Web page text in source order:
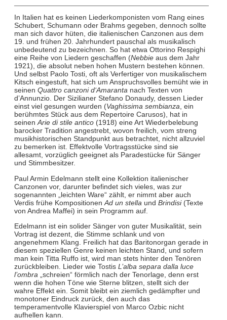
In Italien hat es keinen Liederkomponisten vom Rang eines
Schubert, Schumann oder Brahms gegeben, dennoch sollte
man sich davor hüten, die italienischen Canzonen aus dem
19. und frühen 20. Jahrhundert pauschal als musikalisch
unbedeutend zu bezeichnen. So hat etwa Ottorino Respighi
eine Reihe von Liedern geschaffen (Nebbieaus dem Jahr
1921), die absolut neben hohen Mustern bestehen können.
Und selbst Paolo Tosti, oft als Verfertiger von musikalischem
Kitsch eingestuft, hat sich um Anspruchsvolles bemüht wie in
seinen Quattro canzoni d‘Amarantanach Texten von
d’Annunzio. Der Sizilianer Stefano Donaudy, dessen Lieder
einst viel gesungen wurden (Vaghissima sembianza, ein
berühmtes Stück aus dem Repertoire Carusos), hat in
seinenArie di stile antico(1918) eine Art Wiederbelebung
barocker Tradition angestrebt, wovon freilich, vom streng
musikhistorischen Standpunkt aus betrachtet, nicht allzuviel
zu bemerken ist. Effektvolle Vortragsstücke sind sie
allesamt, vorzüglich geeignet als Paradestücke für Sänger
und Stimmbesitzer.
Paul Armin Edelmann stellt eine Kollektion italienischer
Canzonen vor, darunter befindet sich vieles, was zur
sogenannten „leichten Ware“ zählt, er nimmt aber auch
Verdis frühe Kompositionen Ad un stella und Brindisi(Texte
von Andrea Maffei) in sein Programm auf.
Edelmann ist ein solider Sänger von guter Musikalität, sein
Vortrag ist dezent, die Stimme schlank und von
angenehmem Klang. Freilich hat das Baritonorgan gerade in
diesem speziellen Genre keinen leichten Stand, und sofern
man kein Titta Ruffo ist, wird man stets hinter den Tenören
zurückbleiben. Lieder wie Tostis L’alba separa dalla luce
l’ombra „schreien“ förmlich nach der Tenorlage, denn erst
wenn die hohen Töne wie Sterne blitzen, stellt sich der
wahre Effekt ein. Somit bleibt ein ziemlich gedämpfter und
monotoner Eindruck zurück, den auch das
temperamentvolle Klavierspiel von Marco Ozbic nicht
aufhellen kann.